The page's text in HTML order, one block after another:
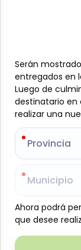
Conservas,
Ketchup
B-JAM-
$0 $0
-
El ketchup
calidad y
papas, hot
permite
frescura de la
Serán
entregados en
Luego de
destinatario en
realizar una
Provincia
Municipio
Ahora podrá
que desee
Serán
entregados en
Luego de
destinatario en
realizar una
Provincia
Municipio
Ahora podrá
que desee